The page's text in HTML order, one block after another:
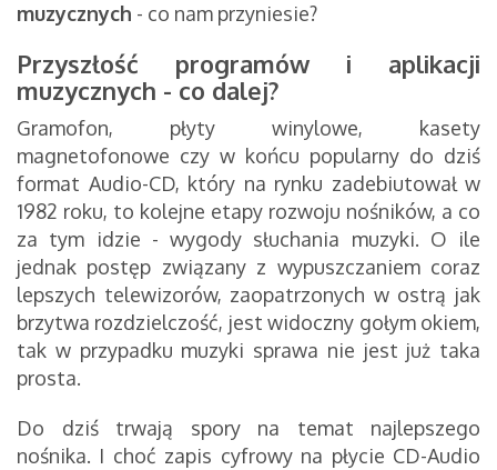
muzycznych - co nam przyniesie?
Przyszłość programów i aplikacji
muzycznych - co dalej?
Gramofon, płyty winylowe, kasety
magnetofonowe czy w końcu popularny do dziś
format Audio-CD, który na rynku zadebiutował w
1982 roku, to kolejne etapy rozwoju nośników, a co
za tym idzie - wygody słuchania muzyki. O ile
jednak postęp związany z wypuszczaniem coraz
lepszych telewizorów, zaopatrzonych w ostrą jak
brzytwa rozdzielczość, jest widoczny gołym okiem,
tak w przypadku muzyki sprawa nie jest już taka
prosta.
Do dziś trwają spory na temat najlepszego
nośnika. I choć zapis cyfrowy na płycie CD-Audio